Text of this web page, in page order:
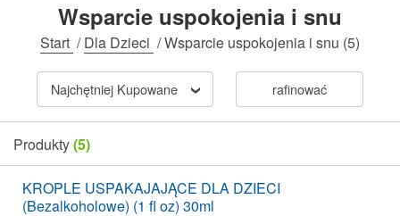
Wsparcie uspokojenia i snu
Start /Dla Dzieci /Wsparcie uspokojenia i snu (5)
Najchętniej Kupowane rafinować
Produkty(5)
KROPLE USPAKAJAJĄCE DLA DZIECI
(Bezalkoholowe) (1 fl oz) 30ml